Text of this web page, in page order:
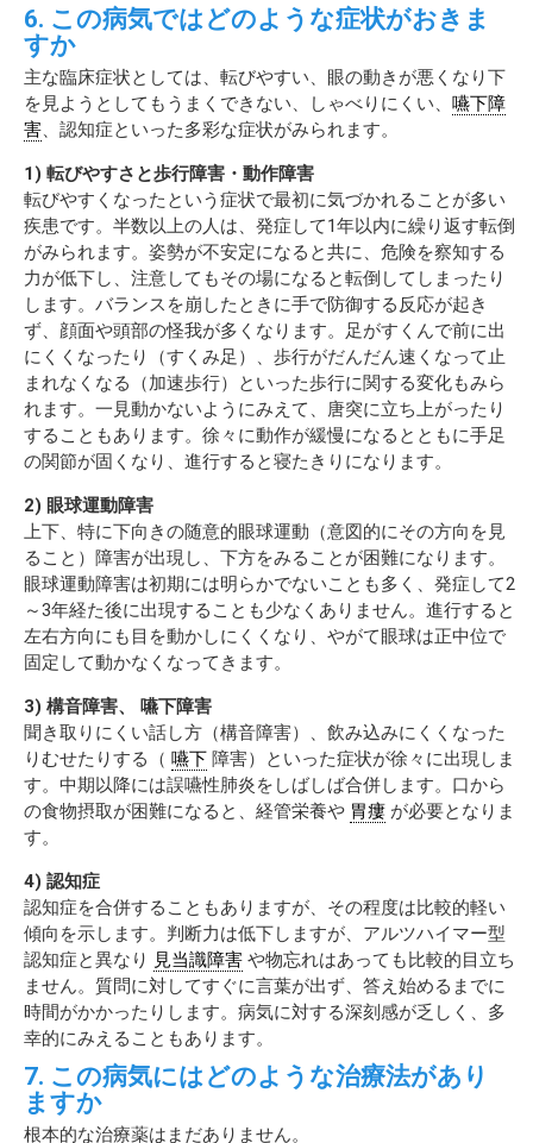
6. この病気ではどのような症状がおきま
すか
主な臨床症状としては、転びやすい、眼の動きが悪くなり下
を見ようとしてもうまくできない、しゃべりにくい、 嚥下障
害、認知症といった多彩な症状がみられます。
1) 転びやすさと歩行障害・動作障害
転びやすくなったという症状で最初に気づかれることが多い
疾患です。半数以上の人は、発症して1年以内に繰り返す転倒
がみられます。姿勢が不安定になると共に、危険を察知する
力が低下し、注意してもその場になると転倒してしまったり
します。バランスを崩したときに手で防御する反応が起き
ず、顔面や頭部の怪我が多くなります。足がすくんで前に出
にくくなったり（すくみ足）、歩行がだんだん速くなって止
まれなくなる（加速歩行）といった歩行に関する変化もみら
れます。一見動かないようにみえて、唐突に立ち上がったり
することもあります。徐々に動作が緩慢になるとともに手足
の関節が固くなり、進行すると寝たきりになります。
2) 眼球運動障害
上下、特に下向きの随意的眼球運動（意図的にその方向を見
ること）障害が出現し、下方をみることが困難になります。
眼球運動障害は初期には明らかでないことも多く、発症して2
～3年経た後に出現することも少なくありません。進行すると
左右方向にも目を動かしにくくなり、やがて眼球は正中位で
固定して動かなくなってきます。
3) 構音障害、 嚥下障害
聞き取りにくい話し方（構音障害）、飲み込みにくくなった
りむせたりする（ 嚥下 障害）といった症状が徐々に出現しま
す。中期以降には誤嚥性肺炎をしばしば合併します。口から
の食物摂取が困難になると、経管栄養や 胃瘻 が必要となりま
す。
4) 認知症
認知症を合併することもありますが、その程度は比較的軽い
傾向を示します。判断力は低下しますが、アルツハイマー型
認知症と異なり 見当識障害 や物忘れはあっても比較的目立ち
ません。質問に対してすぐに言葉が出ず、答え始めるまでに
時間がかかったりします。病気に対する深刻感が乏しく、多
幸的にみえることもあります。
7. この病気にはどのような治療法があり
ますか
根本的な治療薬はまだありません。